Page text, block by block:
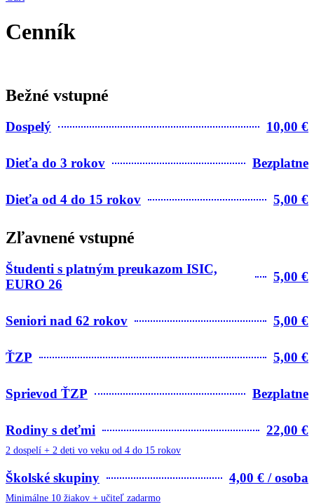
Cenník
Bežné vstupné
Dospelý 10,00 €
Dieťa do 3 rokov Bezplatne
Dieťa od 4 do 15 rokov 5,00 €
Zľavnené vstupné
Študenti s platným preukazom ISIC,
EURO 26
5,00 €
Seniori nad 62 rokov 5,00 €
ŤZP 5,00 €
Sprievod ŤZP Bezplatne
Rodiny s deťmi 22,00 €
2 dospelí + 2 deti vo veku od 4 do 15 rokov
Školské skupiny 4,00 € / osoba
Minimálne 10 žiakov + učiteľ zadarmo